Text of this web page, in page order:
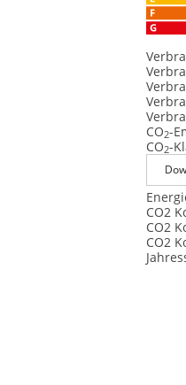
CO2-
CO2-
CO2
CO2
CO2